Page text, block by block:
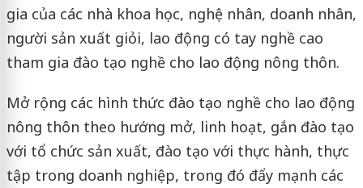
gia của các nhà khoa học, nghệ nhân, doanh nhân,
người sản xuất giỏi, lao động có tay nghề cao
tham gia đào tạo nghề cho lao động nông thôn.
Mở rộng các hình thức đào tạo nghề cho lao động
nông thôn theo hướng mở, linh hoạt, gắn đào tạo
với tổ chức sản xuất, đào tạo với thực hành, thực
tập trong doanh nghiệp, trong đó đẩy mạnh các